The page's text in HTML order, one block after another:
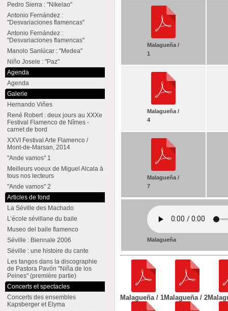
Malagueña /
1
Malagueña /
4
Malagueña /
7
Malagueña
Malagueña / 1Malagueña / 2
Pedro Sierra : "Nikelao"
Antonio Fernández :
"Desvariaciones flamencas"
Antonio Fernández :
"Desvariaciones flamencas"
Manolo Sanlúcar : "Medea"
Niño Josele : "Paz"
Agenda
Agenda
Galerie
Hernando Viñes
René Robert : deux jours au XXXe
Festival Flamenco de Nîmes -
carnet de bord
XXVI Festival Arte Flamenco /
Mont-de-Marsan, 2014
"Ande vamos" 1
Meilleurs voeux de Miguel Alcala à
tous nos lecteurs
"Ande vamos" 2
Articles de fond
La Séville des Machado
L’école sévillane du baile
Museo del baile flamenco
Séville : Biennale 2006
Séville : une histoire du cante
Les tangos dans la discographie
de Pastora Pavón "Niña de los
Peines" (première partie)
Concerts et spectacles
Concerts des ensembles
Kapsberger et Elyma